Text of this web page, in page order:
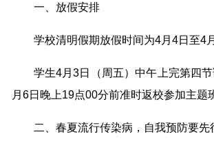
一、放假安排
学校清明假期放假时间为4月4日至4
学生4月3日（周五）中午上完第四
月6日晚上19点00分前准时返校参加主题
二、春夏流行传染病，自我预防要先